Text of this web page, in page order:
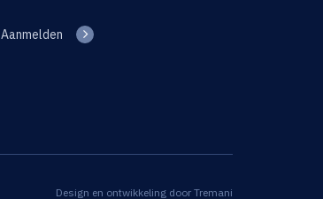
Aanmelden
Design en ontwikkeling door Tremani